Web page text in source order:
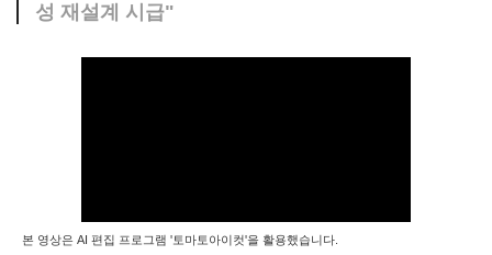
성 재설계 시급"
본 영상은 AI 편집 프로그램 '토마토아이컷'을 활용했습니다.